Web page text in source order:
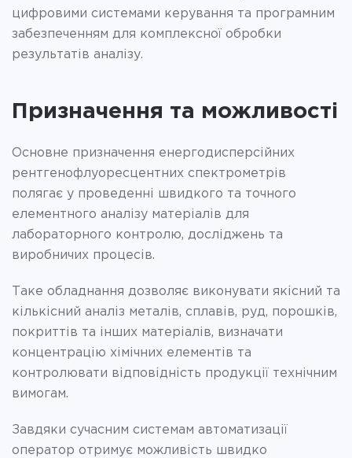
цифровими системами керування та програмним
забезпеченням для комплексної обробки
результатів аналізу.
Призначення та можливості
Основне призначення енергодисперсійних
рентгенофлуоресцентних спектрометрів
полягає у проведенні швидкого та точного
елементного аналізу матеріалів для
лабораторного контролю, досліджень та
виробничих процесів.
Таке обладнання дозволяє виконувати якісний та
кількісний аналіз металів, сплавів, руд, порошків,
покриттів та інших матеріалів, визначати
концентрацію хімічних елементів та
контролювати відповідність продукції технічним
вимогам.
Завдяки сучасним системам автоматизації
оператор отримує можливість швидко